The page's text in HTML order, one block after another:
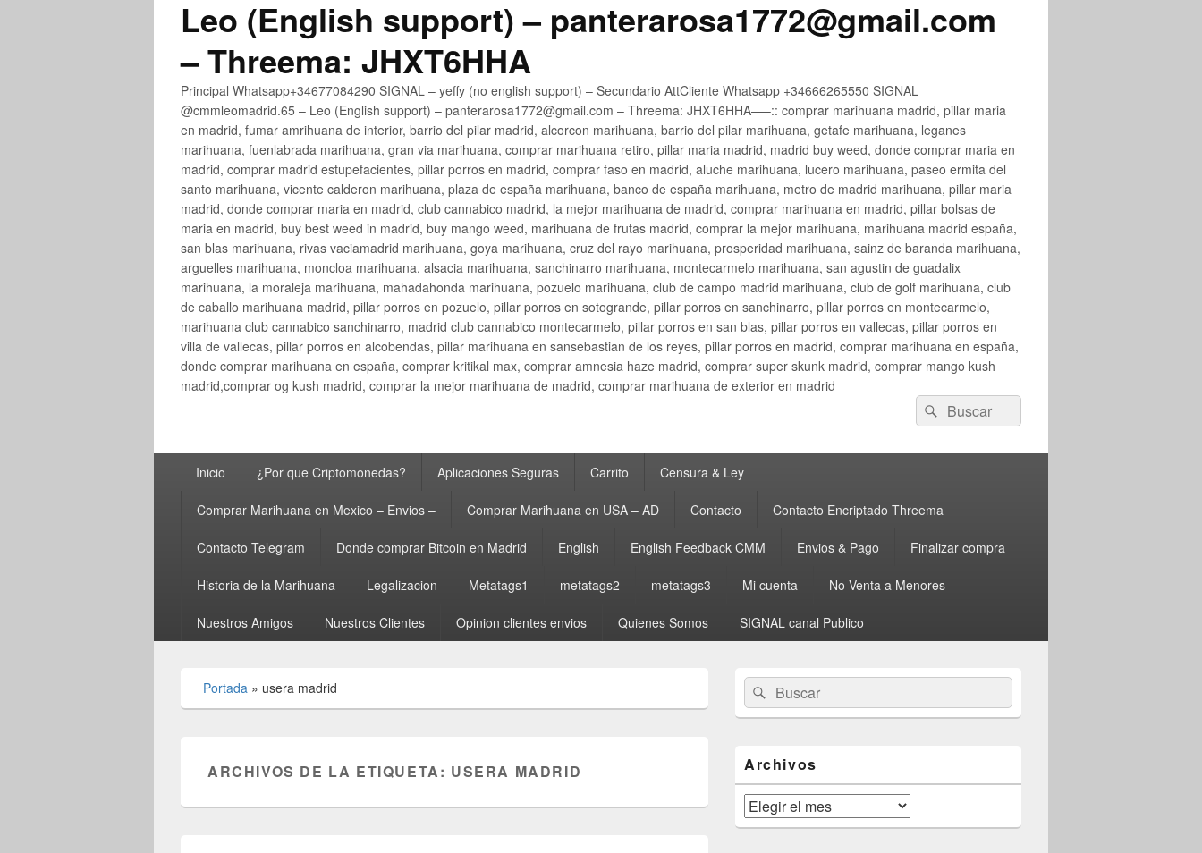
Leo (English support) – panterarosa1772@gmail.com
– Threema: JHXT6HHA
Principal Whatsapp+34677084290 SIGNAL – yeffy (no english support) – Secundario AttCliente Whatsapp +34666265550 SIGNAL
@cmmleomadrid.65 – Leo (English support) – panterarosa1772@gmail.com – Threema: JHXT6HHA—–:: comprar marihuana madrid, pillar maria
en madrid, fumar amrihuana de interior, barrio del pilar madrid, alcorcon marihuana, barrio del pilar marihuana, getafe marihuana, leganes
marihuana, fuenlabrada marihuana, gran via marihuana, comprar marihuana retiro, pillar maria madrid, madrid buy weed, donde comprar maria en
madrid, comprar madrid estupefacientes, pillar porros en madrid, comprar faso en madrid, aluche marihuana, lucero marihuana, paseo ermita del
santo marihuana, vicente calderon marihuana, plaza de españa marihuana, banco de españa marihuana, metro de madrid marihuana, pillar maria
madrid, donde comprar maria en madrid, club cannabico madrid, la mejor marihuana de madrid, comprar marihuana en madrid, pillar bolsas de
maria en madrid, buy best weed in madrid, buy mango weed, marihuana de frutas madrid, comprar la mejor marihuana, marihuana madrid españa,
san blas marihuana, rivas vaciamadrid marihuana, goya marihuana, cruz del rayo marihuana, prosperidad marihuana, sainz de baranda marihuana,
arguelles marihuana, moncloa marihuana, alsacia marihuana, sanchinarro marihuana, montecarmelo marihuana, san agustin de guadalix
marihuana, la moraleja marihuana, mahadahonda marihuana, pozuelo marihuana, club de campo madrid marihuana, club de golf marihuana, club
de caballo marihuana madrid, pillar porros en pozuelo, pillar porros en sotogrande, pillar porros en sanchinarro, pillar porros en montecarmelo,
marihuana club cannabico sanchinarro, madrid club cannabico montecarmelo, pillar porros en san blas, pillar porros en vallecas, pillar porros en
villa de vallecas, pillar porros en alcobendas, pillar marihuana en sansebastian de los reyes, pillar porros en madrid, comprar marihuana en españa,
donde comprar marihuana en españa, comprar kritikal max, comprar amnesia haze madrid, comprar super skunk madrid, comprar mango kush
madrid,comprar og kush madrid, comprar la mejor marihuana de madrid, comprar marihuana de exterior en madrid
Buscar
por:
Buscar
principalInicio ¿Por que Criptomonedas? Aplicaciones Seguras Carrito Censura & Ley
Comprar Marihuana en Mexico – Envios – Comprar Marihuana en USA – AD Contacto Contacto Encriptado Threema
Contacto Telegram Donde comprar Bitcoin en Madrid English English Feedback CMM Envios & Pago Finalizar compra
Historia de la Marihuana Legalizacion Metatags1 metatags2 metatags3 Mi cuenta No Venta a Menores
Nuestros Amigos Nuestros Clientes Opinion clientes envios Quienes Somos SIGNAL canal Publico
Portada » usera madrid
ARCHIVOS DE LA ETIQUETA: USERA MADRID
área
de
widget
lateral
primaria
Buscar
por:
Buscar
Archivos
Archivos